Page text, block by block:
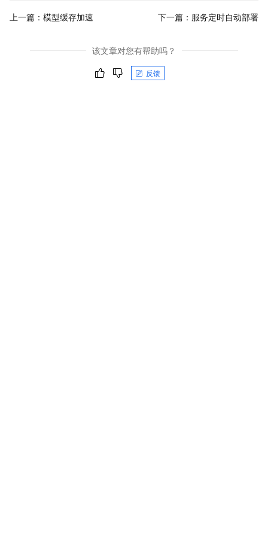
上一篇： 模型缓存加速 下一篇： 服务定时自动部署
该文章对您有帮助吗？
反馈